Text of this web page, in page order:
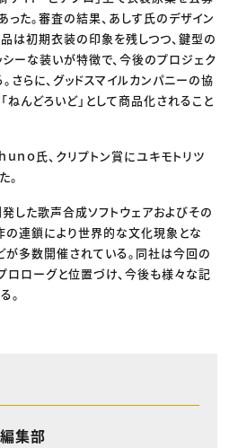
った。審査の結果、あしす氏のデザイン
は初期衣装の印象を残しつつ、鍵型の
ーな装いが特徴で、今後のプロジェク
さらに、グッドスマイルカンパニーの協
ねんどろいど」として商品化されること
ｎｏ氏、クリプトン賞にユキモトリツ
。
した歌声合成ソフトウェアおよびその
の連鎖により世界的な文化現象とな
が多数開催されている。同社は今回の
ロローグと位置づけ、今後も様々な記
。
集部